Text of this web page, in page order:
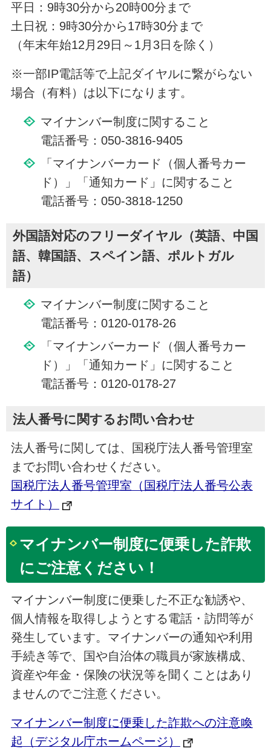
平日：9時30分から20時00分まで
土日祝：9時30分から17時30分まで
（年末年始12月29日～1月3日を除く）
※一部IP電話等で上記ダイヤルに繋がらない
場合（有料）は以下になります。
マイナンバー制度に関すること
電話番号：050-3816-9405
「マイナンバーカード（個人番号カー
ド）」「通知カード」に関すること
電話番号：050-3818-1250
外国語対応のフリーダイヤル（英語、中国
語、韓国語、スペイン語、ポルトガル
語）
マイナンバー制度に関すること
電話番号：0120-0178-26
「マイナンバーカード（個人番号カー
ド）」「通知カード」に関すること
電話番号：0120-0178-27
法人番号に関するお問い合わせ
法人番号に関しては、国税庁法人番号管理室
までお問い合わせください。
国税庁法人番号管理室（国税庁法人番号公表
サイト）
マイナンバー制度に便乗した詐欺
にご注意ください！
マイナンバー制度に便乗した不正な勧誘や、
個人情報を取得しようとする電話・訪問等が
発生しています。マイナンバーの通知や利用
手続き等で、国や自治体の職員が家族構成、
資産や年金・保険の状況等を聞くことはあり
ませんのでご注意ください。
マイナンバー制度に便乗した詐欺への注意喚
起（デジタル庁ホームページ）